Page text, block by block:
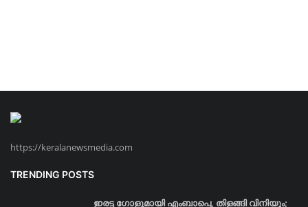
https://keralanewsmedia.com
TRENDING POSTS
ഇരട്ട ഗോളുമായി എംബാപ്പെ, തിളങ്ങി വിനിയും;